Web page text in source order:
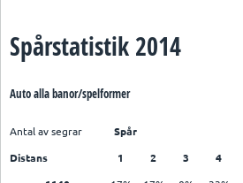
Spårstatistik 2014
Auto alla banor/spelformer
Antal av segrar Spår
Distans 1 2 3 4